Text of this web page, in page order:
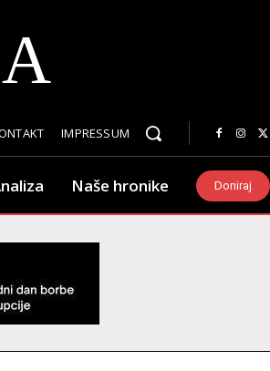
IMPRESSUM
Naše hronike Doniraj